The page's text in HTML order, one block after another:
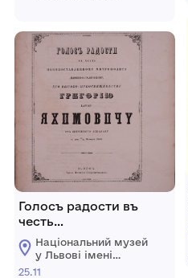
Голосъ радости въ
честь
новопоставленному
митрополиту
львовско-галическому,
Національний музей
у Львові імені
Андрея
25.11